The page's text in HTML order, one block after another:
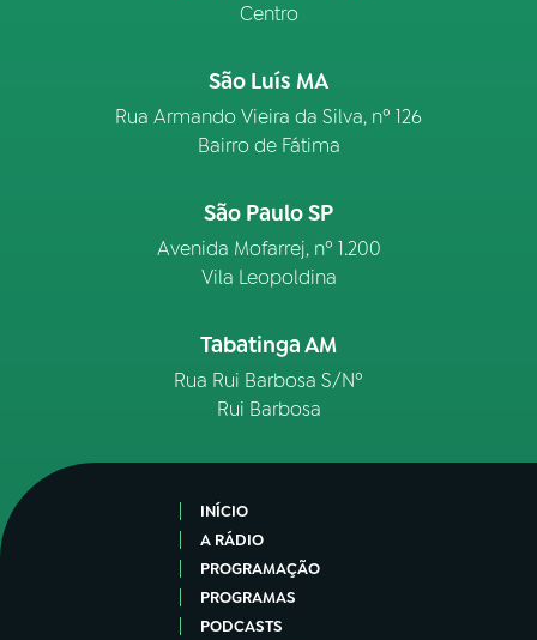
Centro
São Luís MA
Rua Armando Vieira da Silva, nº 126
Bairro de Fátima
São Paulo SP
Avenida Mofarrej, nº 1.200
Vila Leopoldina
Tabatinga AM
Rua Rui Barbosa S/Nº
Rui Barbosa
INÍCIO
A RÁDIO
PROGRAMAÇÃO
PROGRAMAS
PODCASTS